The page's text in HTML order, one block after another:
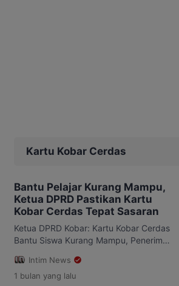
Kartu Kobar Cerdas
Bantu Pelajar Kurang Mampu,
Ketua DPRD Pastikan Kartu
Kobar Cerdas Tepat Sasaran
Ketua DPRD Kobar: Kartu Kobar Cerdas
Bantu Siswa Kurang Mampu, Penerima
INTIMNEWS.COM, PANGKALAN BUN –
Peluncuran Program Kartu Kobar
Intim News
1 bulan yang lalu